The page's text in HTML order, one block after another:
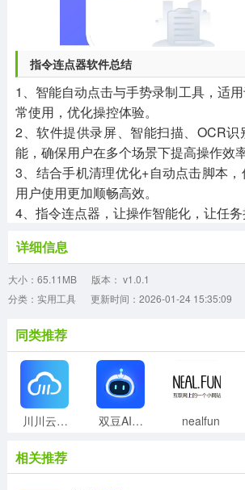
指令连点器软件总结
1、智能自动点击与手势录制工具，适
常使用，优化操控体验。
2、软件提供录屏、智能扫描、OCR识
能，确保用户在多个场景下提高操作效率
3、结合手机清理优化+自动点击脚本
用户使用更加顺畅高效。
4、指令连点器，让操作智能化，让任务
详细信息
大小：65.11MB
版本： v1.0.1
分类：实用工具
更新时间：2026-01-24 15:35:09
同类推荐
川川云手机正版 双豆AI助手 nealfun
相关推荐